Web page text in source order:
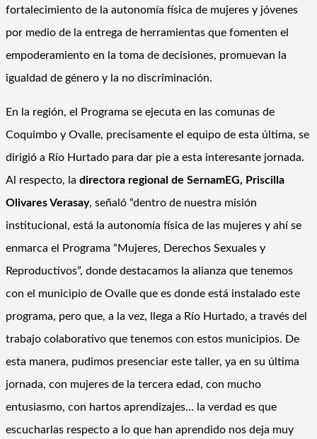
fortalecimiento de la autonomía física de mujeres y jóvenes
por medio de la entrega de herramientas que fomenten el
empoderamiento en la toma de decisiones, promuevan la
igualdad de género y la no discriminación.
En la región, el Programa se ejecuta en las comunas de
Coquimbo y Ovalle, precisamente el equipo de esta última, se
dirigió a Río Hurtado para dar pie a esta interesante jornada.
Al respecto, la directora regional de SernamEG, Priscilla
Olivares Verasay, señaló “dentro de nuestra misión
institucional, está la autonomía física de las mujeres y ahí se
enmarca el Programa “Mujeres, Derechos Sexuales y
Reproductivos”, donde destacamos la alianza que tenemos
con el municipio de Ovalle que es donde está instalado este
programa, pero que, a la vez, llega a Río Hurtado, a través del
trabajo colaborativo que tenemos con estos municipios. De
esta manera, pudimos presenciar este taller, ya en su última
jornada, con mujeres de la tercera edad, con mucho
entusiasmo, con hartos aprendizajes… la verdad es que
escucharlas respecto a lo que han aprendido nos deja muy